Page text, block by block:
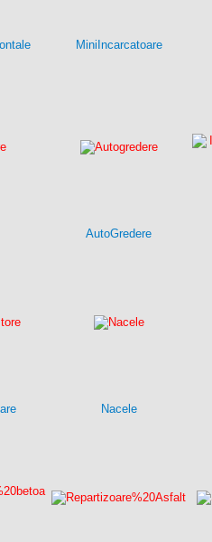
MiniIncarcatoare
AutoGredere
Nacele